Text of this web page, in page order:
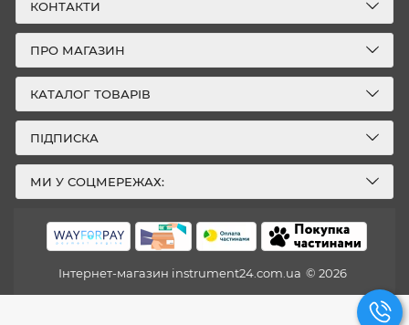
КОНТАКТИ
ПРО МАГАЗИН
КАТАЛОГ ТОВАРІВ
ПІДПИСКА
МИ У СОЦМЕРЕЖАХ:
Інтернет-магазин instrument24.com.ua © 2026